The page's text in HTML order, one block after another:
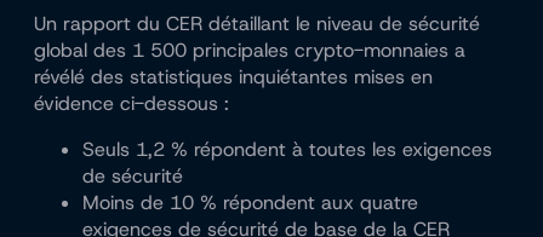
Un rapport du CER détaillant le niveau de sécurité
global des 1 500 principales crypto-monnaies a
révélé des statistiques inquiétantes mises en
évidence ci-dessous :
Seuls 1,2 % répondent à toutes les exigences
de sécurité
Moins de 10 % répondent aux quatre
exigences de sécurité de base de la CER